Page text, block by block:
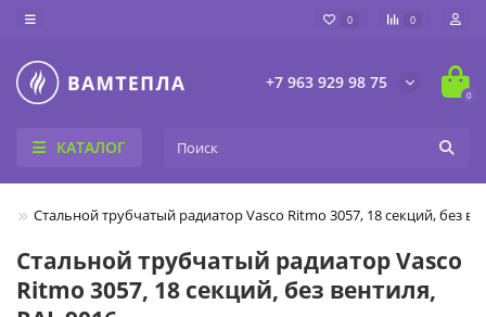
0 0
+7 963 929 98 75
0
КАТАЛОГ
Cтальной трубчатый радиатор Vasco Ritmo 3057, 18 секций, без
Cтальной трубчатый радиатор Vasco
Ritmo 3057, 18 секций, без вентиля,